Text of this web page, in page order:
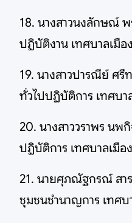
18. นางสาวนงลักษณ์
ปฏิบัติงาน เทศบาลเมือ
19. นางสาวปารณีย์ ศรี
ทั่วไปปฏิบัติการ เทศบา
20. นางสาววราพร นพ
ปฏิบัติการ เทศบาลเมือ
21. นายศุภณัฐกรณ์ สา
ชุมชนชำนาญการ เทศบ